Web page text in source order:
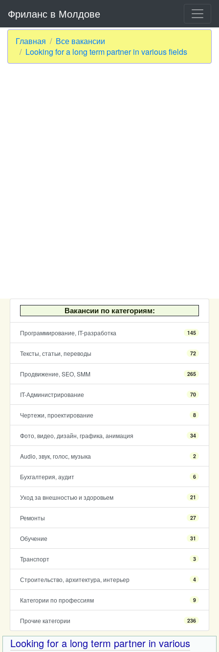
Фриланс в Молдове
Главная
Все вакансии
Looking for a long term partner in various fields
Вакансии по категориям:
Программирование, IT-разработка 145
Тексты, статьи, переводы 72
Продвижение, SEO, SMM 265
IT-Администрирование 70
Чертежи, проектирование 8
Фото, видео, дизайн, графика, анимация 34
Audio, звук, голос, музыка 2
Бухгалтерия, аудит 6
Уход за внешностью и здоровьем 21
Ремонты 27
Обучение 31
Транспорт 3
Строительство, архитектура, интерьер 4
Категории по профессиям 9
Прочие категории 236
Looking for a long term partner in various